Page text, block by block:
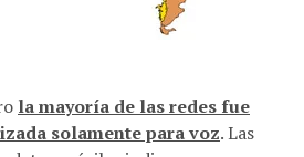
la mayoría de las redes fue
solamente para voz. Las